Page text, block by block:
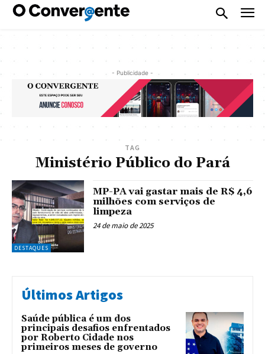
- Publicidade -
TAG
Ministério Público do Pará
DESTAQUES
MP-PA vai gastar mais de R$ 4,6
milhões com serviços de
limpeza
24 de maio de 2025
Últimos Artigos
Saúde pública é um dos
principais desafios enfrentados
por Roberto Cidade nos
primeiros meses de governo